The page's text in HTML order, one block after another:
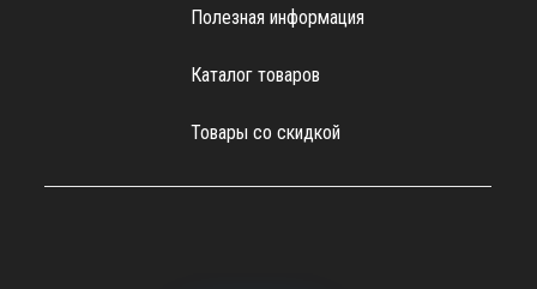
Полезная информация
Каталог товаров
Товары со скидкой